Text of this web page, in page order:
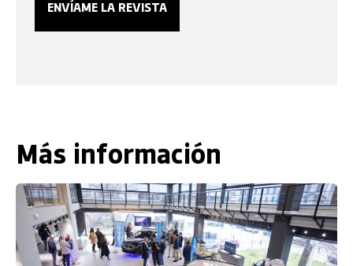
Más información